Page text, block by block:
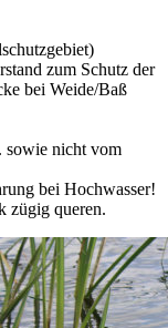
zum Schutz der
bei Weide/Baß
sowie nicht vom
bei Hochwasser!
zügig queren.